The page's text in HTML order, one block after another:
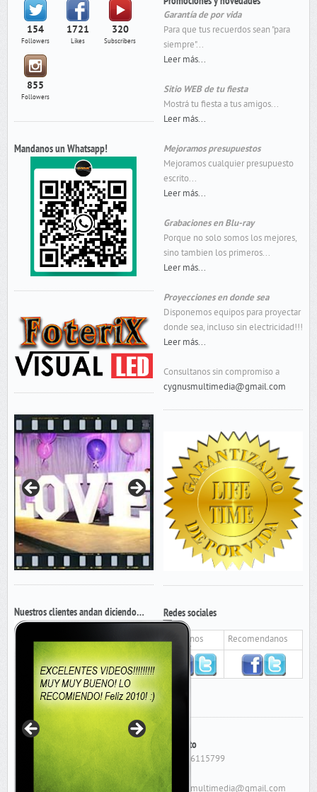
154
Followers
1721
Likes
320
Subscribers
855
Followers
Mandanos un Whatsapp!
Nuestros clientes andan diciendo…
Garantía de por vida
Para que tus recuerdos sean "para
siempre"...
Leer más...
Sitio WEB de tu fiesta
Mostrá tu fiesta a tus amigos...
Leer más...
Mejoramos presupuestos
Mejoramos cualquier presupuesto
escrito...
Leer más...
Grabaciones en Blu-ray
Porque no solo somos los mejores,
sino tambien los primeros...
Leer más...
Proyecciones en donde sea
Disponemos equipos para proyectar
donde sea, incluso sin electricidad!!!
Leer más...
Consultanos sin compromiso a
cygnusmultimedia@gmail.com
Redes sociales
Seguinos Recomendanos
Contacto
Cel: 156115799
cygnusmultimedia@gmail.com